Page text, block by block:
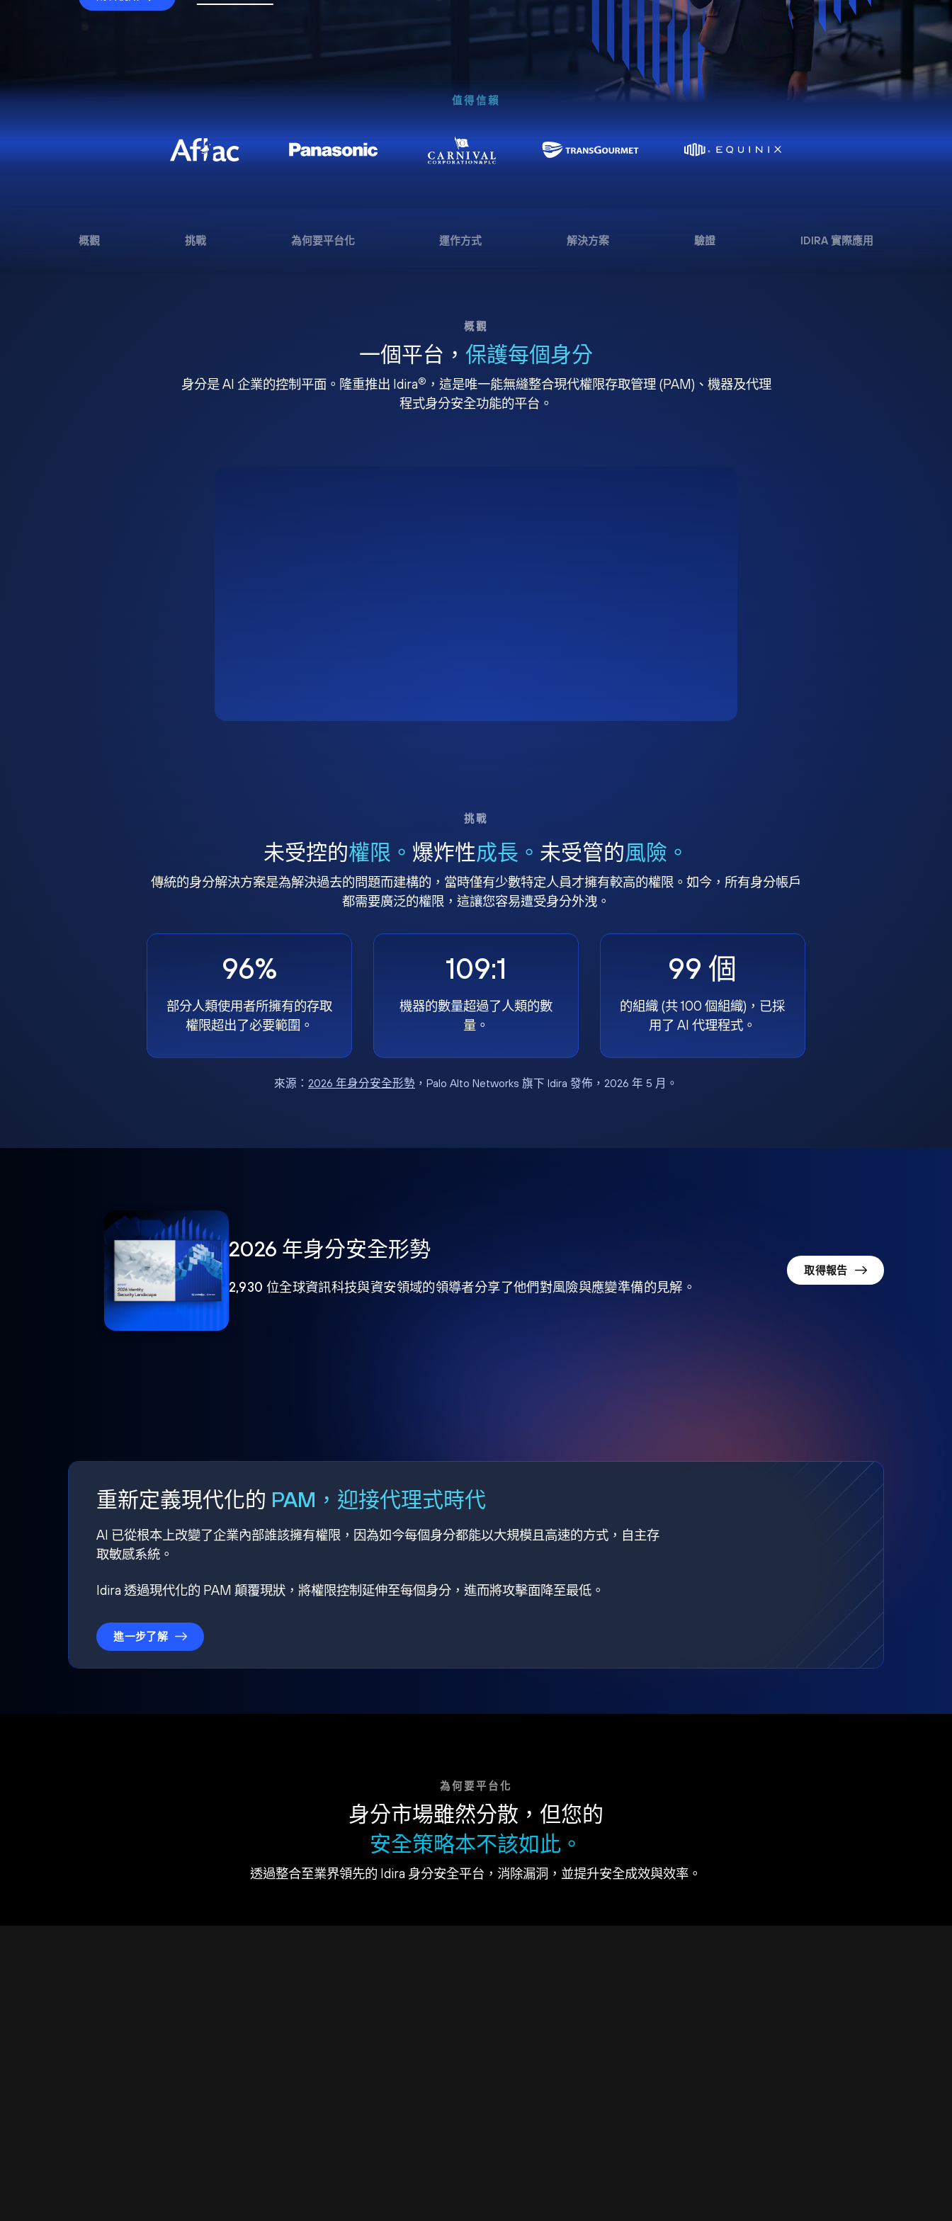
值得信賴
概觀 挑戰 為何要平台化 運作方式 解決方案 驗證 IDIRA 實際應用
概觀
一個平台， 保護每個身分
身分是 AI 企業的控制平面。隆重推出 Idira® ，這是唯一能無縫整合現代權限存取管理 (PAM)、機器及代理
程式身分安全功能的平台。
挑戰
未受控的權限。 爆炸性成長。 未受管的風險。
傳統的身分解決方案是為解決過去的問題而建構的，當時僅有少數特定人員才擁有較高的權限。如今，所有身分帳戶
都需要廣泛的權限，這讓您容易遭受身分外洩。
96%
部分人類使用者所擁有的存取
權限超出了必要範圍。
109:1
機器的數量超過了人類的數
量。
99 個
的組織 (共 100 個組織)，已採
用了 AI 代理程式。
來源： 2026 年身分安全形勢，Palo Alto Networks 旗下 Idira 發佈，2026 年 5 月。
2026 年身分安全形勢
2,930 位全球資訊科技與資安領域的領導者分享了他們對風險與應變準備的見解。
取得報告
重新定義現代化的 PAM，迎接代理式時代
AI 已從根本上改變了企業內部誰該擁有權限，因為如今每個身分都能以大規模且高速的方式，自主存
取敏感系統。
Idira 透過現代化的 PAM 顛覆現狀，將權限控制延伸至每個身分，進而將攻擊面降至最低。
進一步了解
為何要平台化
身分市場雖然分散，但您的
安全策略本不該如此。
透過整合至業界領先的 Idira 身分安全平台，消除漏洞，並提升安全成效與效率。